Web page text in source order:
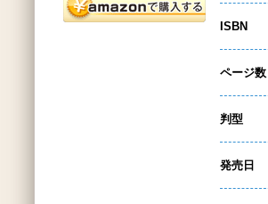
ISBN
ページ数
判型
発売日